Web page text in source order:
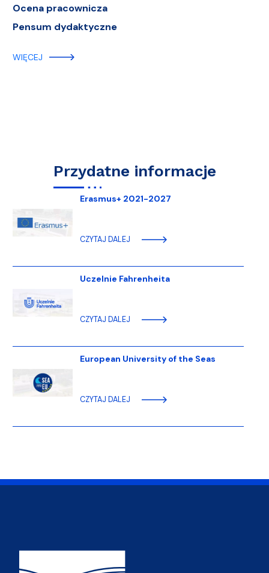
Ocena pracownicza
Pensum dydaktyczne
WIĘCEJ
Przydatne informacje
Erasmus+ 2021-2027
CZYTAJ DALEJ
Uczelnie Fahrenheita
CZYTAJ DALEJ
European University of the Seas
CZYTAJ DALEJ
Adres Wydziału